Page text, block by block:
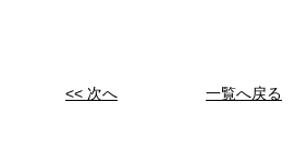
<< 次へ 一覧へ戻る